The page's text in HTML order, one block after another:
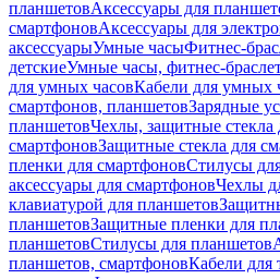
планшетовАксессуары для
смартфоновАксессуары для
аксессуарыУмные часыФитнес-
детскиеУмные часы, фитнес-
для умных часовКабели для умных
смартфонов, планшетовЗарядные
планшетовЧехлы, защитные стекла
смартфоновЗащитные стекла для
пленки для смартфоновСтилусы
аксессуары для смартфоновЧехлы
клавиатурой для планшетов
планшетовЗащитные пленки для
планшетовСтилусы для планшетов
планшетов, смартфоновКабели для